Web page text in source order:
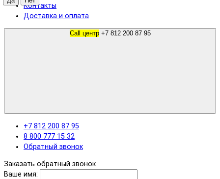
Контакты
Доставка и оплата
Call центр +7 812 200 87 95
+7 812 200 87 95
8 800 777 15 32
Обратный звонок
Заказать обратный звонок
Ваше имя: